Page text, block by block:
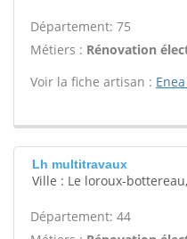
Département: 75
Métiers : Rénovation
Voir la fiche artisan :
Lh multitravaux
Ville : Le loroux-
Département: 44